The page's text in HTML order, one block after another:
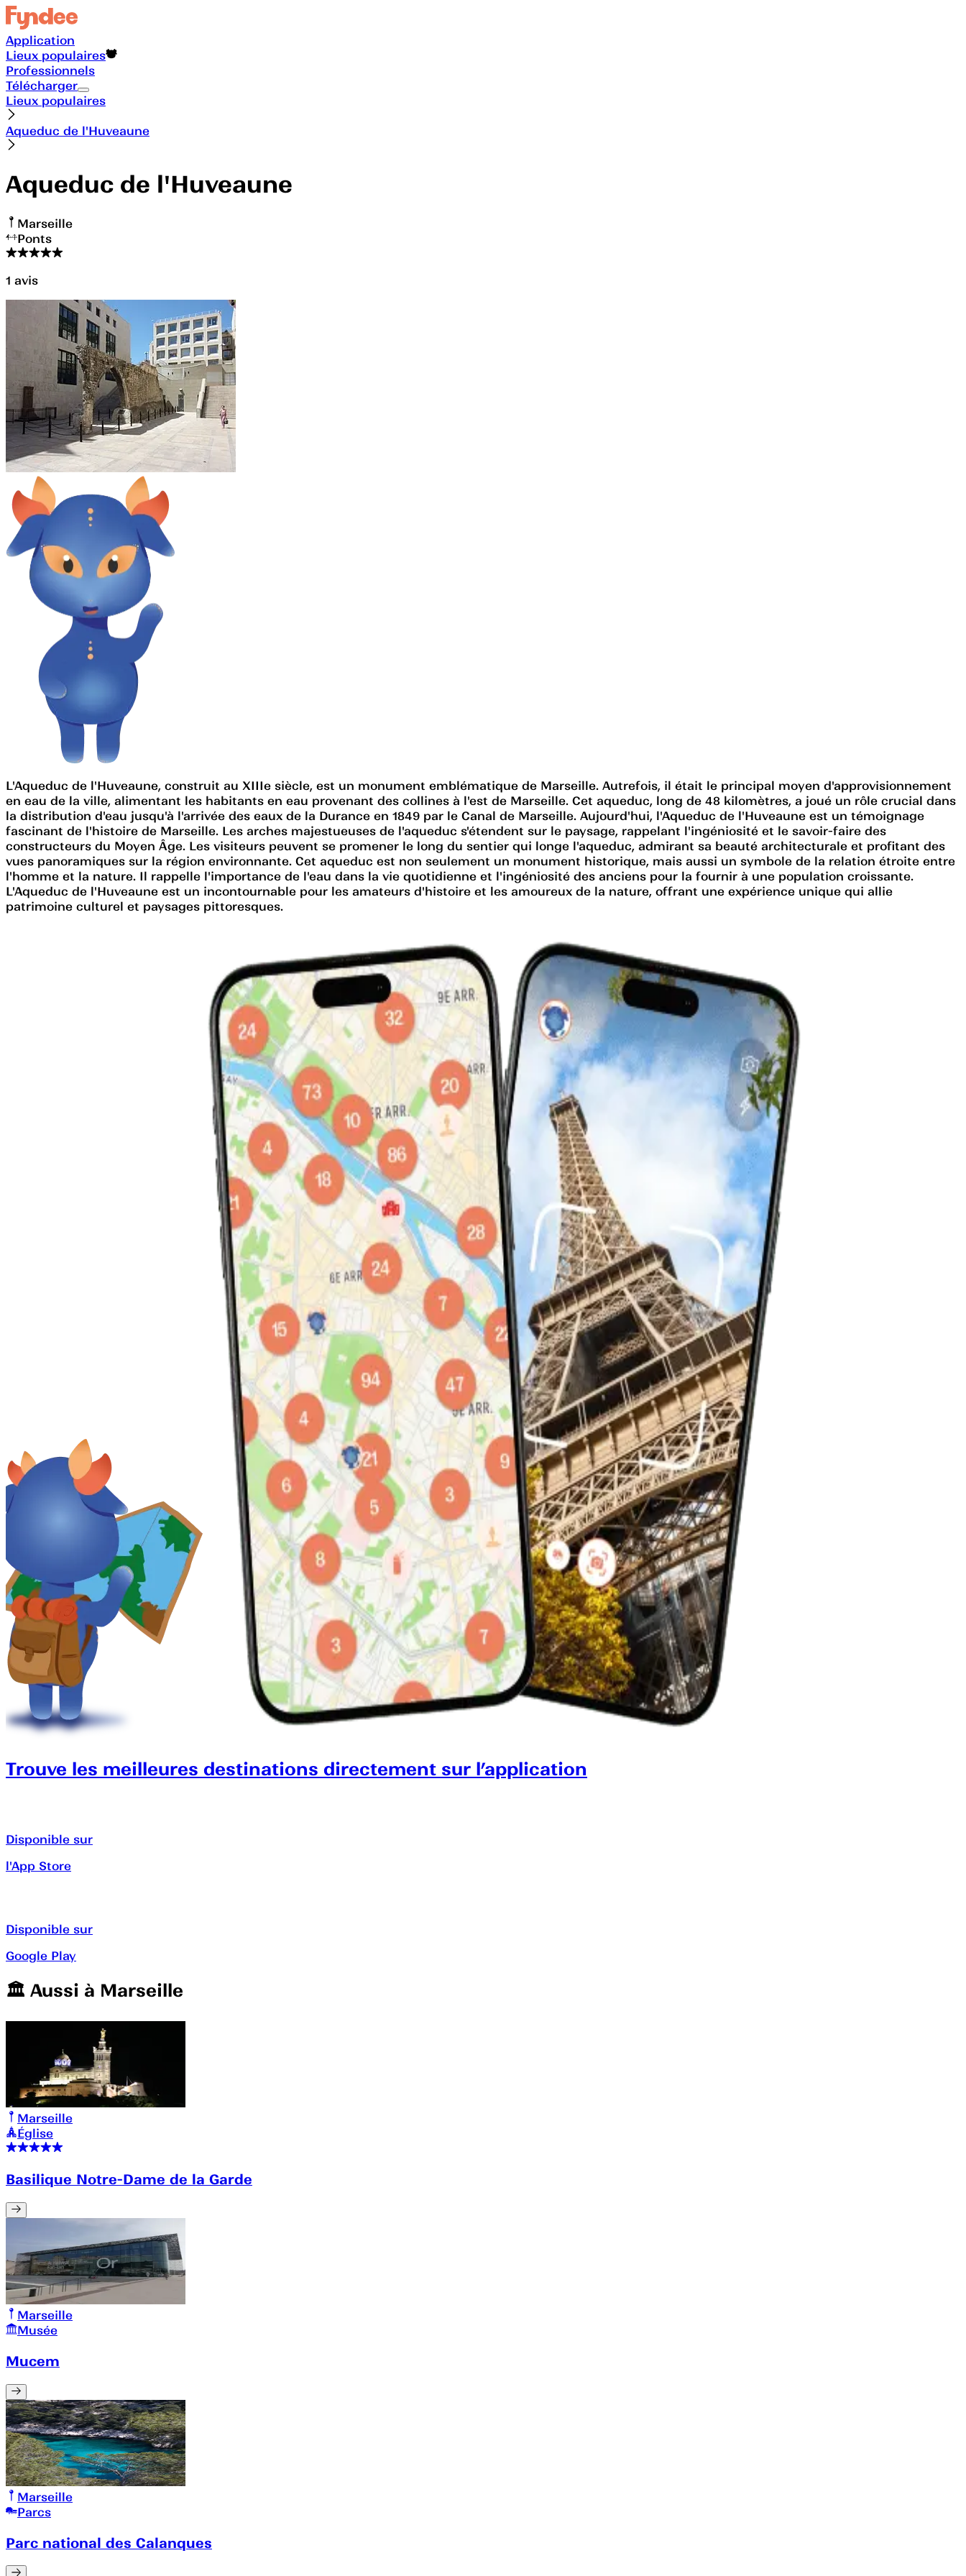
Application
Lieux populaires
Professionnels
Télécharger
Lieux populaires
Aqueduc de l'Huveaune
Aqueduc de l'Huveaune
Marseille
Ponts
1 avis
L'Aqueduc de l'Huveaune, construit au XIIIe siècle, est un monument emblématique de Marseille. Autrefois, il était le principal moyen d'approvisionnement
en eau de la ville, alimentant les habitants en eau provenant des collines à l'est de Marseille. Cet aqueduc, long de 48 kilomètres, a joué un rôle crucial dans
la distribution d'eau jusqu'à l'arrivée des eaux de la Durance en 1849 par le Canal de Marseille. Aujourd'hui, l'Aqueduc de l'Huveaune est un témoignage
fascinant de l'histoire de Marseille. Les arches majestueuses de l'aqueduc s'étendent sur le paysage, rappelant l'ingéniosité et le savoir-faire des
constructeurs du Moyen Âge. Les visiteurs peuvent se promener le long du sentier qui longe l'aqueduc, admirant sa beauté architecturale et profitant des
vues panoramiques sur la région environnante. Cet aqueduc est non seulement un monument historique, mais aussi un symbole de la relation étroite entre
l'homme et la nature. Il rappelle l'importance de l'eau dans la vie quotidienne et l'ingéniosité des anciens pour la fournir à une population croissante.
L'Aqueduc de l'Huveaune est un incontournable pour les amateurs d'histoire et les amoureux de la nature, offrant une expérience unique qui allie
patrimoine culturel et paysages pittoresques.
Trouve les meilleures destinations directement sur l’application
Disponible sur
l'App Store
Disponible sur
Google Play
🏛️️ Aussi à Marseille
Marseille
Église
Basilique Notre-Dame de la Garde
Marseille
Musée
Mucem
Marseille
Parcs
Parc national des Calanques